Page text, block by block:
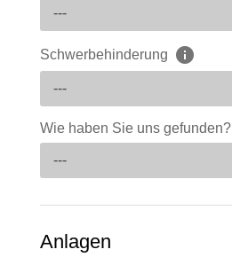
---
Schwerbehinderung
---
Wie haben Sie uns gefunden?
---
Anlagen